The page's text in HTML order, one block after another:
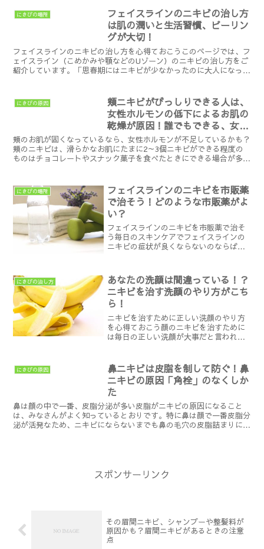
にきびの場所
フェイスラインのニキビの治し方
は肌の潤いと生活習慣、ピーリン
グが大切！
フェイスラインのニキビの治し方を心得ておこうこのページでは、フ
ェイスライン（こめかみや顎などのUゾーン）のニキビの治し方をご
紹介しています。「思春期にはニキビが少なかったのに大人になって
にきびの原因
頬ニキビがびっしりできる人は、
女性ホルモンの低下によるお肌の
乾燥が原因！誰でもできる、女性
ホルモンを増加させる生活習慣の
ポイント
頬のお肌が固くなっているなら、女性ホルモンが不足しているかも？
頬のニキビは、滑らかなお肌にたまに2～3個ニキビができる程度の
ものはチョコレートやスナック菓子を食べたときにできる場合が多い
にきびの場所
フェイスラインのニキビを市販薬
で治そう！どのような市販薬がよ
い？
フェイスラインのニキビを市販薬で治そ
う毎日のスキンケアでフェイスラインの
ニキビの症状が良くならないのならば、
を運ぶのは嫌だ」「定期的に皮膚科へと
通院する時間がない」とい...
にきびの治し方
あなたの洗顔は間違っている！？
ニキビを治す洗顔のやり方がこち
ら！
ニキビを治すために正しい洗顔のやり方
を心得ておこう顔のニキビを治すために
は毎日の正しい洗顔が大事だと言われて
皮脂が毛穴に詰まらないように除去した
り、空気中のホコリを取り...
にきびの原因
鼻ニキビは皮脂を制して防ぐ！鼻
ニキビの原因「角栓」のなくしか
た
鼻は顔の中で一番、皮脂分泌が多い皮脂がニキビの原因になること
は、みなさんがよく知っているとおりです。特に鼻は顔で一番皮脂分
泌が活発なため、ニキビにならないまでも鼻の毛穴の皮脂詰まりに悩
スポンサーリンク
その眉間ニキビ、シャンプーや整髪料が
原因かも？眉間ニキビがあるときの注意
点